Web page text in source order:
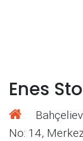
Enes
No: 14,